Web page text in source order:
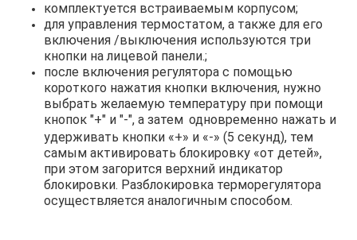
комплектуется встраиваемым корпусом;
для управления термостатом, а также для его
включения /выключения используются три
кнопки на лицевой панели.;
после включения регулятора с помощью
короткого нажатия кнопки включения, нужно
выбрать желаемую температуру при помощи
кнопок "+" и "-", а затем одновременно нажать и
удерживать кнопки «+» и «-» (5 секунд), тем
самым активировать блокировку «от детей»,
при этом загорится верхний индикатор
блокировки. Разблокировка терморегулятора
осуществляется аналогичным способом.